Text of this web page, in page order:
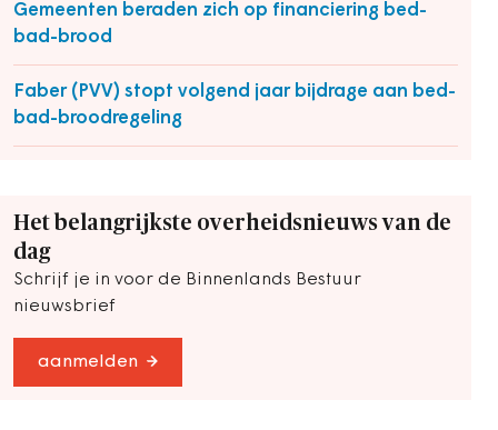
Gemeenten beraden zich op financiering bed-
bad-brood
Faber (PVV) stopt volgend jaar bijdrage aan bed-
bad-broodregeling
Het belangrijkste overheidsnieuws van de
dag
Schrijf je in voor de Binnenlands Bestuur
nieuwsbrief
aanmelden